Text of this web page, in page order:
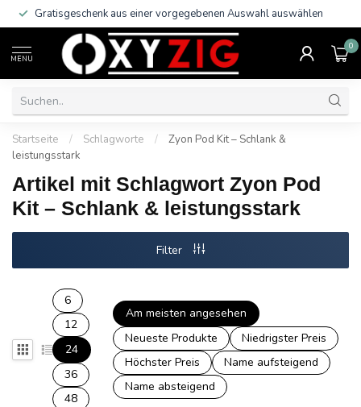
Gratisgeschenk aus einer vorgegebenen Auswahl auswählen
MENU
0
Startseite / Schlagworte /
Zyon Pod Kit – Schlank &
leistungsstark
Artikel mit Schlagwort Zyon Pod
Kit – Schlank & leistungsstark
Filter
6
12
24
36
48
Am meisten angesehen
Neueste Produkte
Niedrigster Preis
Höchster Preis
Name aufsteigend
Name absteigend